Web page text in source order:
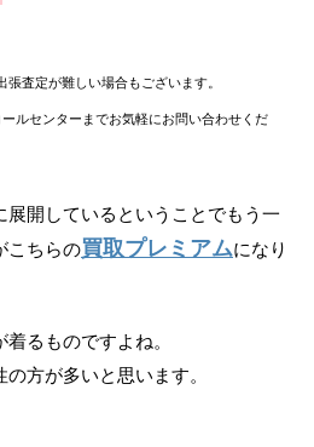
査定が難しい場合もございます。
ルセンターまでお気軽にお問い合わせくだ
開しているということでもう一
こちらの買取プレミアムになり
るものですよね。
方が多いと思います。